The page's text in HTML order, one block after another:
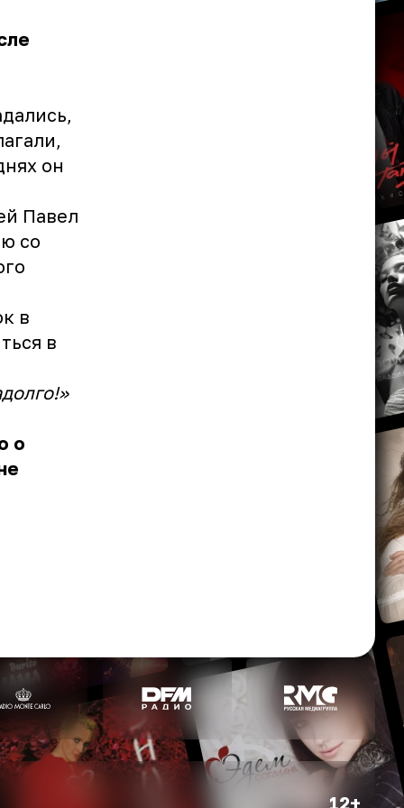
он
Павел
со
в
в
о
12+